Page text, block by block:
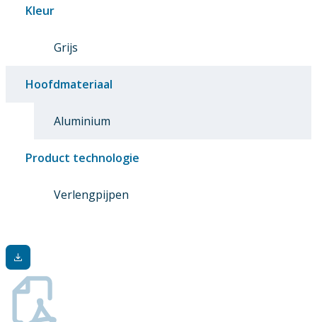
Kleur
Grijs
Hoofdmateriaal
Aluminium
Product technologie
Verlengpijpen